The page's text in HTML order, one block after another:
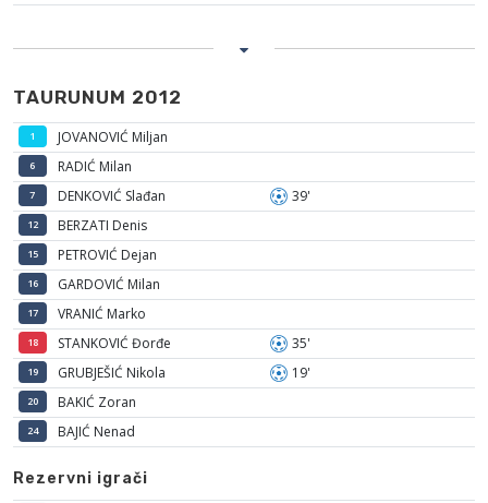
TAURUNUM 2012
1 JOVANOVIĆ Miljan
6 RADIĆ Milan
7 DENKOVIĆ Slađan 39'
12 BERZATI Denis
15 PETROVIĆ Dejan
16 GARDOVIĆ Milan
17 VRANIĆ Marko
18 STANKOVIĆ Đorđe 35'
19 GRUBJEŠIĆ Nikola 19'
20 BAKIĆ Zoran
24 BAJIĆ Nenad
Rezervni igrači